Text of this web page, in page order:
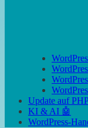
Update auf
KI & AI 🤖
WordPress-